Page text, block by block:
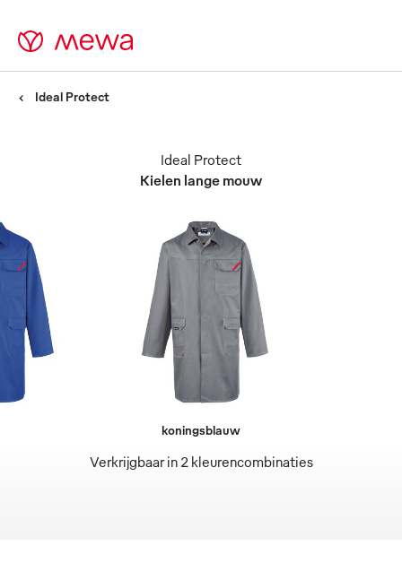
Ideal Protect
Kielen lange mouw
Ideal Protect
Verkrijgbaar in 2 kleurencombinaties
koningsblauw